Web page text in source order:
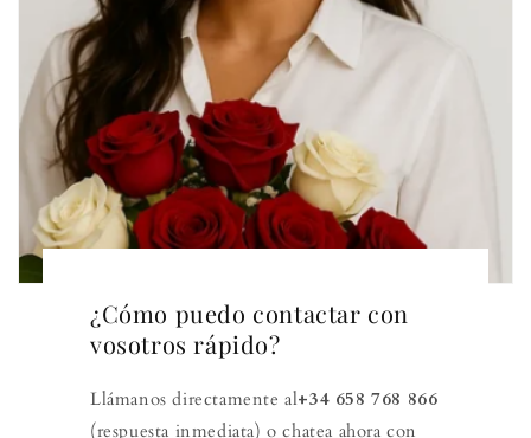
¿Cómo puedo contactar con
vosotros rápido?
Llámanos directamente al+34 658 768 866
(respuesta inmediata) o chatea ahora con